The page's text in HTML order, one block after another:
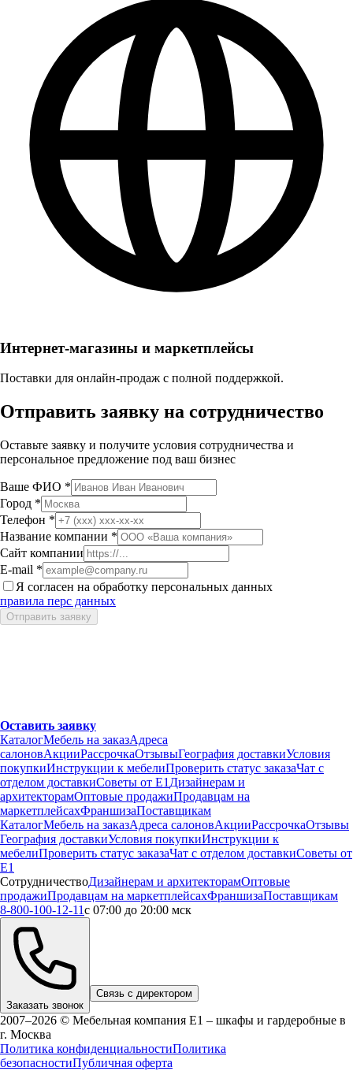
Интернет-магазины и маркетплейсы
Поставки для онлайн-продаж с полной поддержкой.
Отправить заявку на сотрудничество
Оставьте заявку и получите условия сотрудничества и
персональное предложение под ваш бизнес
Ваше ФИО *
Город *
Телефон *
Название компании *
Сайт компании
E-mail *
Я согласен на обработку персональных данных
правила перс данных
Отправить заявку
Оставить заявку
КаталогМебель на заказАдреса
салоновАкцииРассрочкаОтзывыГеография доставкиУсловия
покупкиИнструкции к мебелиПроверить статус заказаЧат с
отделом доставкиСоветы от Е1 Дизайнерам и
архитекторамОптовые продажиПродавцам на
маркетплейсахФраншизаПоставщикам
КаталогМебель на заказАдреса салоновАкцииРассрочкаОтзывы
География доставкиУсловия покупкиИнструкции к
мебелиПроверить статус заказаЧат с отделом доставкиСоветы от
Е1
СотрудничествоДизайнерам и архитекторамОптовые
продажиПродавцам на маркетплейсахФраншизаПоставщикам
8-800-100-12-11с 07:00 до 20:00 мск
Заказать звонок
Связь с директором
2007–2026 © Мебельная компания Е1 – шкафы и гардеробные в
г. Москва
Политика конфиденциальностиПолитика
безопасностиПубличная оферта